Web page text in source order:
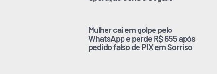
Mulher cai em golpe pelo
WhatsApp e perde R$ 655 após
pedido falso de PIX em Sorriso